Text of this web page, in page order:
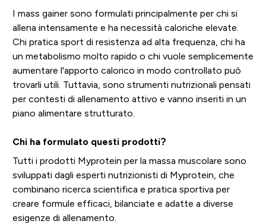
I mass gainer sono formulati principalmente per chi si
allena intensamente e ha necessità caloriche elevate.
Chi pratica sport di resistenza ad alta frequenza, chi ha
un metabolismo molto rapido o chi vuole semplicemente
aumentare l'apporto calorico in modo controllato può
trovarli utili. Tuttavia, sono strumenti nutrizionali pensati
per contesti di allenamento attivo e vanno inseriti in un
piano alimentare strutturato.
Chi ha formulato questi prodotti?
Tutti i prodotti Myprotein per la massa muscolare sono
sviluppati dagli esperti nutrizionisti di Myprotein, che
combinano ricerca scientifica e pratica sportiva per
creare formule efficaci, bilanciate e adatte a diverse
esigenze di allenamento.